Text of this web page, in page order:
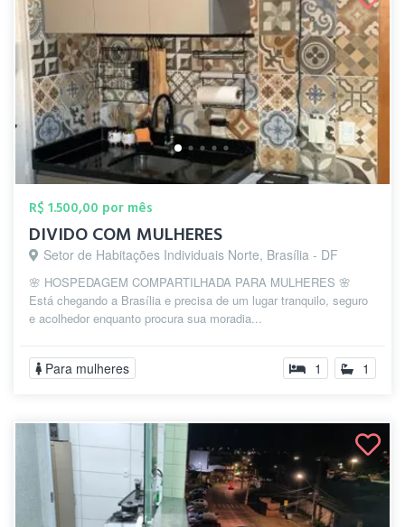
R$ 1.500,00 por mês
DIVIDO COM MULHERES
Setor de Habitações Individuais Norte, Brasília - DF
🌸 HOSPEDAGEM COMPARTILHADA PARA MULHERES 🌸
Está chegando a Brasília e precisa de um lugar tranquilo, seguro
e acolhedor enquanto procura sua moradia...
Para mulheres 1 1